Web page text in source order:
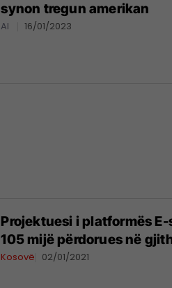
synon tregun amerikan
AI 16/01/2023
Projektuesi i platformës
105 mijë përdorues në
Kosovë 02/01/2021